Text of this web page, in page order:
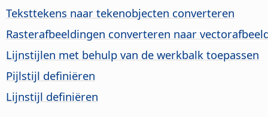
Teksttekens naar tekenobjecten converteren
Rasterafbeeldingen converteren naar
Lijnstijlen met behulp van de werkbalk toepassen
Pijlstijl definiëren
Lijnstijl definiëren